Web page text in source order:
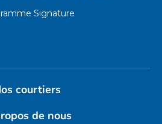
Signature
courtiers
de nous